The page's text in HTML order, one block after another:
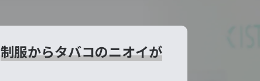
制服からタバコのニオイが